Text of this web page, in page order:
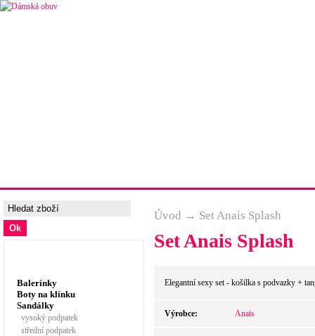
Balerínky
Boty na klínku
Sandálky
vysoký podpatek
střední podpatek
Úvod → Set Anais Splash
Set Anais Splash
Elegantní sexy set - košilka s podvazky +
Výrobce: Anais